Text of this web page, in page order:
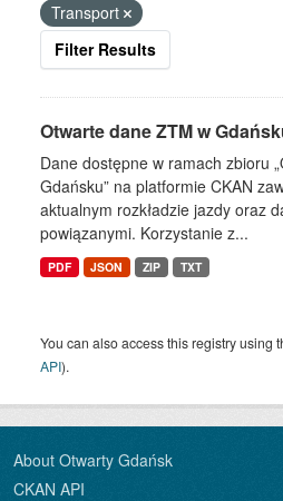
Transport
Filter Results
Otwarte dane ZTM w
Dane dostępne w ramach zbioru
Gdańsku” na platformie CKAN
aktualnym rozkładzie jazdy oraz
powiązanymi. Korzystanie z...
PDF JSON ZIP TXT
You can also access this registry using
API).
About Otwarty Gdańsk
CKAN API